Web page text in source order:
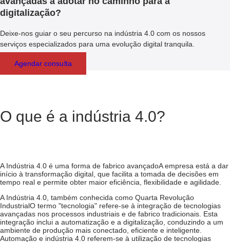
digitalização?
Deixe-nos guiar o seu percurso na indústria 4.0 com os nossos
serviços especializados para uma evolução digital tranquila.
Agendar consulta
O que é a indústria 4.0?
A Indústria 4.0 é uma forma de fabrico avançadoA empresa está a dar
início à transformação digital, que facilita a tomada de decisões em
tempo real e permite obter maior eficiência, flexibilidade e agilidade.
A Indústria 4.0, também conhecida como Quarta Revolução
IndustrialO termo "tecnologia" refere-se à integração de tecnologias
avançadas nos processos industriais e de fabrico tradicionais. Esta
integração inclui a automatização e a digitalização, conduzindo a um
ambiente de produção mais conectado, eficiente e inteligente.
Automação e indústria 4.0 referem-se à utilização de tecnologias